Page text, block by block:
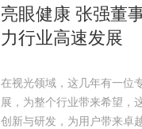
亮眼健康 张强董
力行业高速发展
在视光领域，这几年有一位
展，为整个行业带来希望，
创新与研发，为用户带来卓